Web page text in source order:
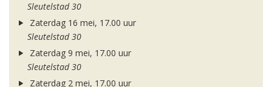
Sleutelstad 30
Zaterdag 16 mei, 17.00 uur
Sleutelstad 30
Zaterdag 9 mei, 17.00 uur
Sleutelstad 30
Zaterdag 2 mei, 17.00 uur